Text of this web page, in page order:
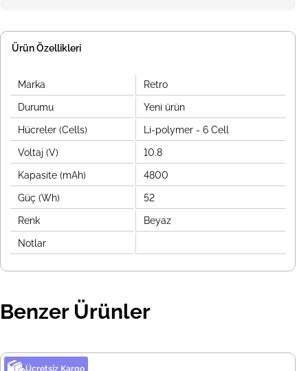
Ürün Özellikleri
Marka Retro
Durumu Yeni ürün
Hücreler (Cells) Li-polymer - 6 Cell
Voltaj (V) 10.8
Kapasite (mAh) 4800
Güç (Wh) 52
Renk Beyaz
Notlar
Benzer Ürünler
Ücretsiz Kargo